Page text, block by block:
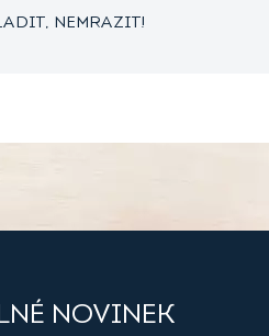
NEMRAZIT!
NOVINEK